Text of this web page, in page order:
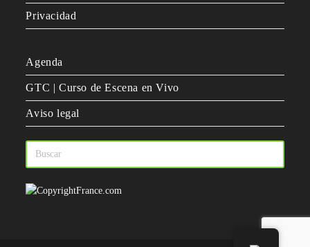
Privacidad
Agenda
GTC | Curso de Escena en Vivo
Aviso legal